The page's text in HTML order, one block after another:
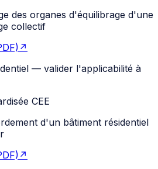
des organes d'équilibrage d'une
collectif
↗
— valider l'applicabilité à
CEE
d'un bâtiment résidentiel
↗